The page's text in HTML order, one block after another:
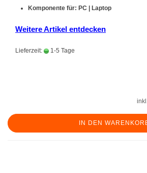
Komponente für: PC | Laptop
Weitere Artikel entdecken
Lieferzeit: 1-5 Tage
IN DEN